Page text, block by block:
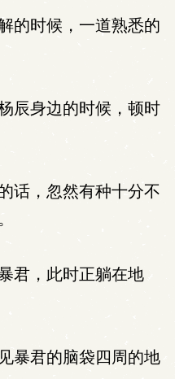
的时候，一道熟悉的
辰身边的时候，顿时
话，忽然有种十分不
君，此时正躺在地
暴君的脑袋四周的地